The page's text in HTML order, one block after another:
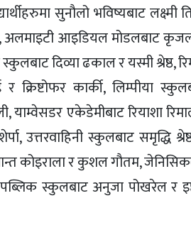
सुनौलो भविष्यबाट
आइडियल मोडलबाट
दिव्या ढकाल र यस्मी श्रेष्ठ,
क्रिष्टोफर कार्की, लिम्पीया
एकेडेमीबाट रियाशा
उत्तरवाहिनी स्कुलबाट समृद्धि
कोइराला र कुशल गौतम,
स्कुलबाट अनुजा पोखरेल र